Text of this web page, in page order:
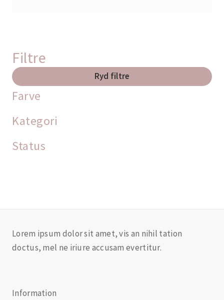
Filtre
Ryd filtre
Farve
Kategori
Status
Lorem ipsum dolor sit amet, vis an nihil tation
doctus, mel ne iriure accusam evertitur.
Information